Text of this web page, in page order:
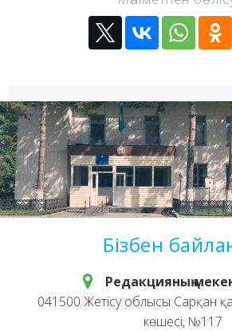
Бізбен
Редакцияның
041500 Жетісу облысы Сарқан
көшесі, №117